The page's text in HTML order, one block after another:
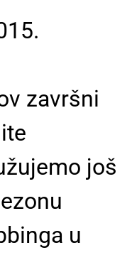
završni
još
u